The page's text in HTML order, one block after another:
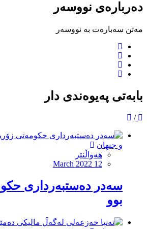
دەربارەی نووسەر
مەتن سەبارەت بە نووسەر
بابەتی پەیوەندی دار
/
و جیهان
هەواڵنێر
March 2022 12
سه‌در ده‌ستبه‌ردارى
بوو